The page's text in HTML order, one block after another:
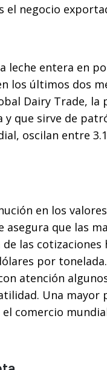
el negocio
leche entera en
los últimos dos
Dairy Trade,
y que sirve de
oscilan entre
en los
asegura que las
las cotizaciones
por
atención
Una mayor
comercio